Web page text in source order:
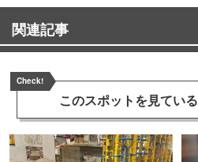
関連記事
Check!
このスポットを見ている